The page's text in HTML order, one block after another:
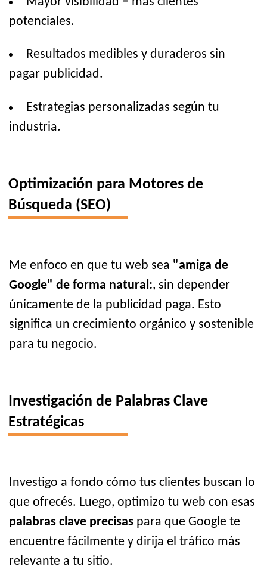
potenciales.
Resultados medibles y duraderos sin
pagar publicidad.
Estrategias personalizadas según tu
industria.
Optimización para Motores de
Búsqueda (SEO)
Me enfoco en que tu web sea "amiga de
Google" de forma natural:, sin depender
únicamente de la publicidad paga. Esto
significa un crecimiento orgánico y sostenible
para tu negocio.
Investigación de Palabras Clave
Estratégicas
Investigo a fondo cómo tus clientes buscan lo
que ofrecés. Luego, optimizo tu web con esas
palabras clave precisas para que Google te
encuentre fácilmente y dirija el tráfico más
relevante a tu sitio.